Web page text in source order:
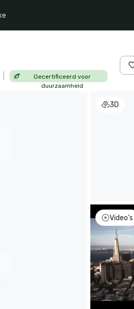
Gecertificeerd voor
duurzaamheid
3D
Video's